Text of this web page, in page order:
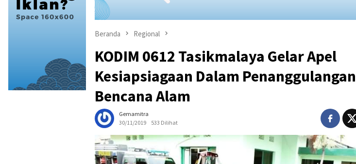
Beranda Regional
KODIM 0612 Tasikmalaya Gelar Apel
Kesiapsiagaan Dalam Penanggulangan
Bencana Alam
Gemamitra
30/11/2019
533 Dilihat